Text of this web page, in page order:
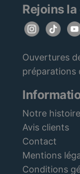
Rejoins
Ouvertures
préparations
Notre histoire
Avis clients
Contact
Mentions
Conditions